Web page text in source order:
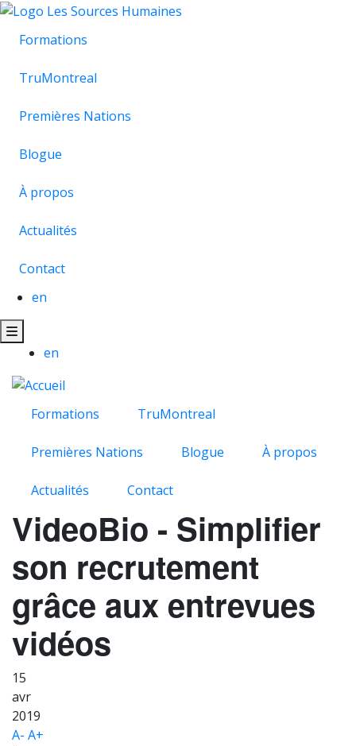
Aller
contenu
Formations
TruMontreal
Premières Nations
Blogue
À propos
Actualités
Contact
en
en
Formations TruMontreal
Premières Nations Blogue À propos
Actualités Contact
VideoBio - Simplifier
son recrutement
grâce aux entrevues
vidéos
15
avr
2019
A- A+